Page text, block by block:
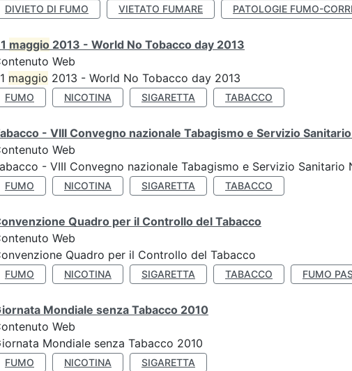
DIVIETO DI FUMO
VIETATO FUMARE PATOLOGIE FUMO-
maggio 2013 - World No Tobacco day 2013
Web
maggio 2013 - World No Tobacco day 2013
FUMO NICOTINA SIGARETTA TABACCO
- VIII Convegno nazionale Tabagismo e Servizio
Web
- VIII Convegno nazionale Tabagismo e Servizio Sanitario
FUMO NICOTINA SIGARETTA TABACCO
Quadro per il Controllo del Tabacco
Web
Quadro per il Controllo del Tabacco
FUMO NICOTINA SIGARETTA TABACCO FUMO
Mondiale senza Tabacco 2010
Web
Mondiale senza Tabacco 2010
FUMO NICOTINA SIGARETTA